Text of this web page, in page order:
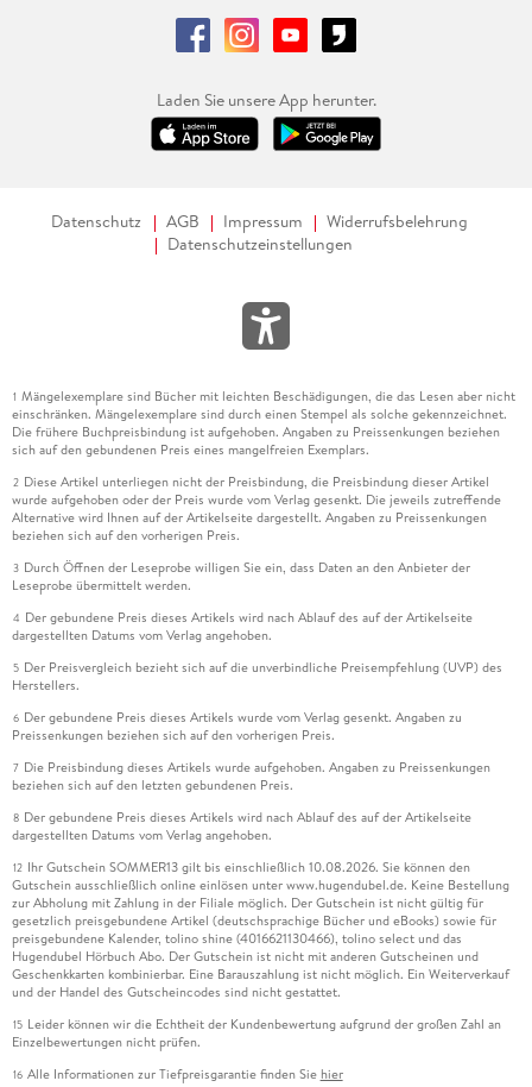
Laden Sie unsere App herunter.
Datenschutz AGB Impressum
Widerrufsbelehrung
Datenschutzeinstellungen
1 Mängelexemplare sind Bücher mit leichten Beschädigungen, die das Lesen aber nicht
einschränken. Mängelexemplare sind durch einen Stempel als solche gekennzeichnet.
Die frühere Buchpreisbindung ist aufgehoben. Angaben zu Preissenkungen beziehen
sich auf den gebundenen Preis eines mangelfreien Exemplars.
2 Diese Artikel unterliegen nicht der Preisbindung, die Preisbindung dieser Artikel
wurde aufgehoben oder der Preis wurde vom Verlag gesenkt. Die jeweils zutreffende
Alternative wird Ihnen auf der Artikelseite dargestellt. Angaben zu Preissenkungen
beziehen sich auf den vorherigen Preis.
3 Durch Öffnen der Leseprobe willigen Sie ein, dass Daten an den Anbieter der
Leseprobe übermittelt werden.
4 Der gebundene Preis dieses Artikels wird nach Ablauf des auf der Artikelseite
dargestellten Datums vom Verlag angehoben.
5 Der Preisvergleich bezieht sich auf die unverbindliche Preisempfehlung (UVP) des
Herstellers.
6 Der gebundene Preis dieses Artikels wurde vom Verlag gesenkt. Angaben zu
Preissenkungen beziehen sich auf den vorherigen Preis.
7 Die Preisbindung dieses Artikels wurde aufgehoben. Angaben zu Preissenkungen
beziehen sich auf den letzten gebundenen Preis.
8 Der gebundene Preis dieses Artikels wird nach Ablauf des auf der Artikelseite
dargestellten Datums vom Verlag angehoben.
12 Ihr Gutschein SOMMER13 gilt bis einschließlich 10.08.2026. Sie können den
Gutschein ausschließlich online einlösen unter www.hugendubel.de. Keine Bestellung
zur Abholung mit Zahlung in der Filiale möglich. Der Gutschein ist nicht gültig für
gesetzlich preisgebundene Artikel (deutschsprachige Bücher und eBooks) sowie für
preisgebundene Kalender, tolino shine (4016621130466), tolino select und das
Hugendubel Hörbuch Abo. Der Gutschein ist nicht mit anderen Gutscheinen und
Geschenkkarten kombinierbar. Eine Barauszahlung ist nicht möglich. Ein Weiterverkauf
und der Handel des Gutscheincodes sind nicht gestattet.
15 Leider können wir die Echtheit der Kundenbewertung aufgrund der großen Zahl an
Einzelbewertungen nicht prüfen.
16 Alle Informationen zur Tiefpreisgarantie finden Sie hier